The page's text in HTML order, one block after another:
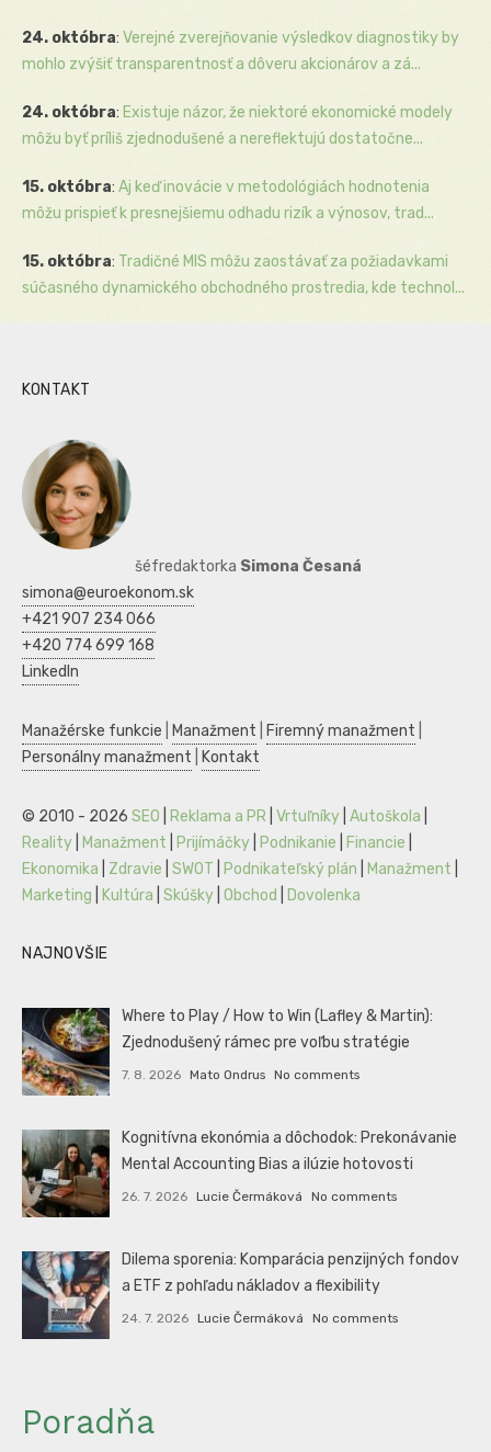
24. októbra: Verejné zverejňovanie výsledkov diagnostiky by
mohlo zvýšiť transparentnosť a dôveru akcionárov a zá...
24. októbra: Existuje názor, že niektoré ekonomické modely
môžu byť príliš zjednodušené a nereflektujú dostatočne...
15. októbra: Aj keď inovácie v metodológiách hodnotenia
môžu prispieť k presnejšiemu odhadu rizík a výnosov, trad...
15. októbra: Tradičné MIS môžu zaostávať za požiadavkami
súčasného dynamického obchodného prostredia, kde technol...
KONTAKT
šéfredaktorka Simona Česaná
simona@euroekonom.sk
+421 907 234 066
+420 774 699 168
LinkedIn
Manažérske funkcie Manažment Firemný manažment
Personálny manažment
Kontakt
© 2010 - 2026 SEO Reklama a PR Vrtuľníky Autoškola
Reality
Manažment Prijímáčky Podnikanie Financie
Ekonomika
Zdravie SWOT Podnikateľský plán Manažment
Marketing
Kultúra Skúšky Obchod Dovolenka
NAJNOVŠIE
Where to Play / How to Win (Lafley & Martin):
Zjednodušený rámec pre voľbu stratégie
7. 8. 2026 Mato Ondrus No comments
Kognitívna ekonómia a dôchodok: Prekonávanie
Mental Accounting Bias a ilúzie hotovosti
26. 7. 2026 Lucie Čermáková No comments
Dilema sporenia: Komparácia penzijných fondov
a ETF z pohľadu nákladov a flexibility
24. 7. 2026 Lucie Čermáková No comments
Poradňa